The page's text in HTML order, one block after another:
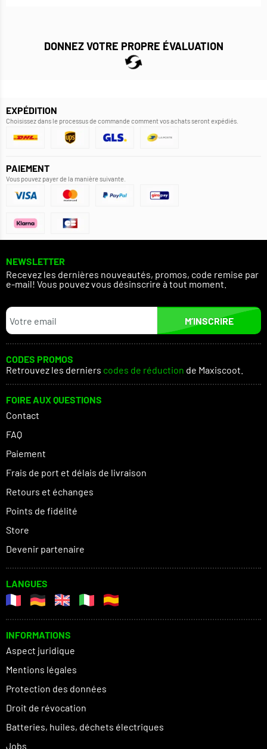
DONNEZ VOTRE PROPRE ÉVALUATION
EXPÉDITION
Choisissez dans le processus de commande comment vos achats seront expédiés.
PAIEMENT
Vous pouvez payer de la manière suivante.
NEWSLETTER
Recevez les dernières nouveautés, promos, code remise par
e-mail! Vous pouvez vous désinscrire à tout moment.
M’INSCRIRE
CODES PROMOS
Retrouvez les derniers codes de réduction de Maxiscoot.
FOIRE AUX QUESTIONS
Contact
FAQ
Paiement
Frais de port et délais de livraison
Retours et échanges
Points de fidélité
Store
Devenir partenaire
LANGUES
INFORMATIONS
Aspect juridique
Mentions légales
Protection des données
Droit de révocation
Batteries, huiles, déchets électriques
Jobs